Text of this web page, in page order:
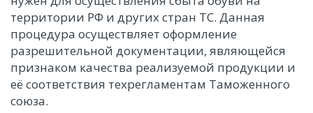
территории РФ и других стран ТС. Данная
процедура осуществляет оформление
разрешительной документации, являющейся
признаком качества реализуемой продукции и
её соответствия техрегламентам Таможенного
союза.